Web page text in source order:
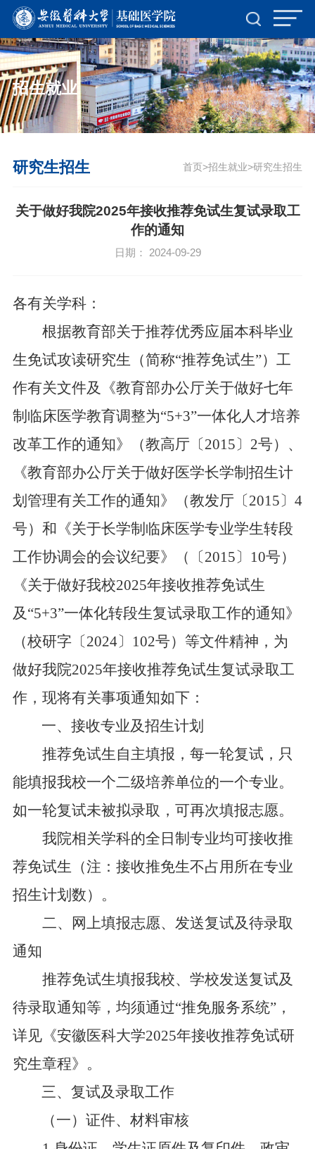
招生就业
研究生招生 首页>招生就业>研究生招生
关于做好我院2025年接收推荐免试生复试录取工
作的通知
日期： 2024-09-29
各有关学科：
根据教育部关于推荐优秀应届本科毕业
生免试攻读研究生（简称“推荐免试生”）工
作有关文件及《教育部办公厅关于做好七年
制临床医学教育调整为“5+3”一体化人才培养
改革工作的通知》（教高厅〔 2015 〕 2号）、
《教育部办公厅关于做好医学长学制招生计
划管理有关工作的通知》（教发厅〔 2015 〕 4
号）和《关于长学制临床医学专业学生转段
工作协调会的会议纪要》（〔 2015 〕 10号）
《关于做好我校2025年接收推荐免试生
及“5+3”一体化转段生复试录取工作的通知》
（校研字〔 2024〕 102号） 等文件精神，为
做好我院2025年接收推荐免试生复试录取工
作，现将有关事项通知如下：
一、接收专业及招生计划
推荐免试生 自主填报，每一轮复试，只
能填报我校一个二级培养单位的一个专业。
如一轮复试未被拟录取，可再次填报志愿。
我院相关学科的全日制 专业均可接收推
荐免试生（注：接收推免生不占用所在专业
招生计划数）。
二、
网上填报志愿、发送复试及待录取
通知
推荐免试生填报我校、学校发送复试及
待录取通知等，均须通过“推免服务系统”，
详见《安徽医科大学2025年接收推荐免试研
究生章程》。
三、复试及录取工作
（一）证件、材料审核